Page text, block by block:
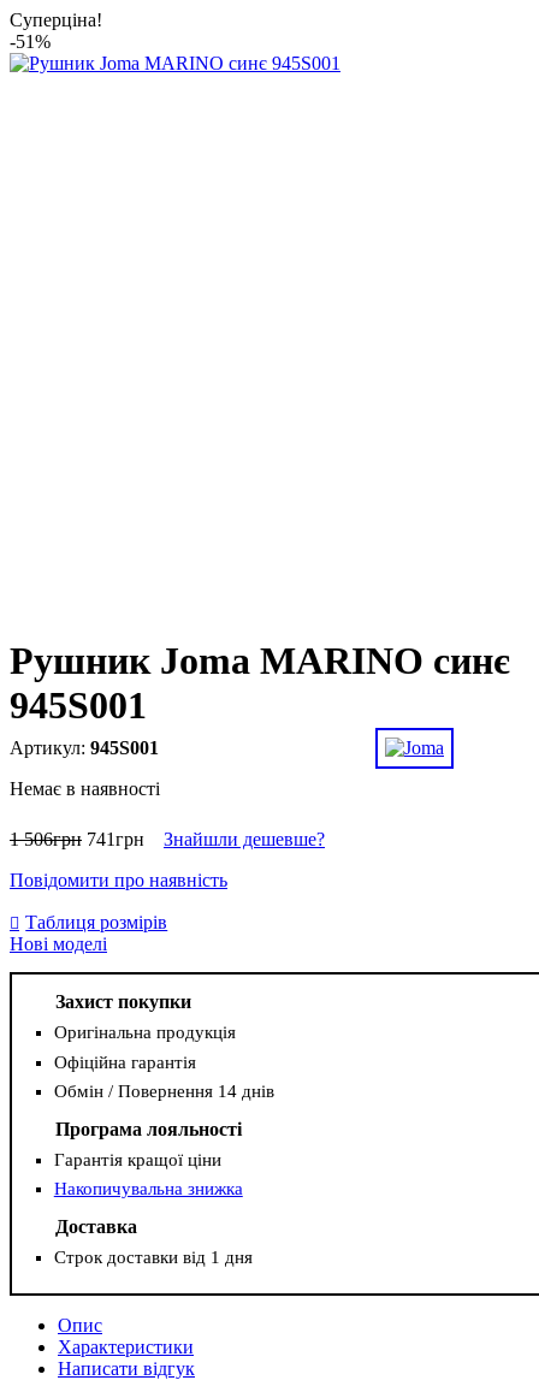
Суперціна!
-51%
Рушник Joma MARINO синє
945S001
945S001
Немає в наявності
1 506грн 741грн
Знайшли дешевше?
Повідомити про наявність
Таблиця розмірів
Нові моделі
Захист покупки
Оригінальна продукція
Офіційна гарантія
Обмін / Повернення 14 днів
Програма лояльності
Гарантія кращої ціни
Накопичувальна знижка
Доставка
Строк доставки від 1 дня
Опис
Характеристики
Написати відгук